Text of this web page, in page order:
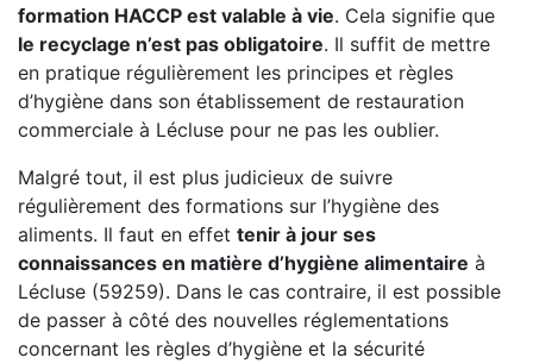
formation HACCP est valable à vie. Cela signifie que
le recyclage n’est pas obligatoire. Il suffit de mettre
en pratique régulièrement les principes et règles
d’hygiène dans son établissement de restauration
commerciale à Lécluse pour ne pas les oublier.
Malgré tout, il est plus judicieux de suivre
régulièrement des formations sur l’hygiène des
aliments. Il faut en effet tenir à jour ses
connaissances en matière d’hygiène alimentaire à
Lécluse (59259). Dans le cas contraire, il est possible
de passer à côté des nouvelles réglementations
concernant les règles d’hygiène et la sécurité